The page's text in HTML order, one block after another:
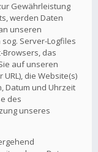
Gewährleistung
werden Daten
unseren
Server-Logfiles
das
auf unseren
die Website(s)
Datum und Uhrzeit
des
unseres